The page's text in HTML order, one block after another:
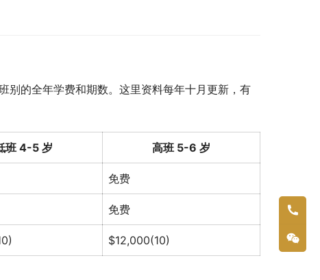
别的全年学费和期数。这里资料每年十月更新，有
班 4-5 岁 高班 5-6 岁
免费
免费
$12,000(10)